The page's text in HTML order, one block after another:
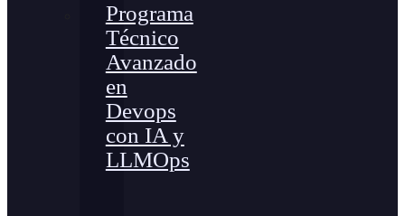
Programa
Técnico
Avanzado
en
Devops
con IA y
LLMOps